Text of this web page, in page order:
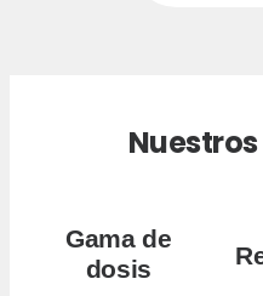
Gama de
dosis